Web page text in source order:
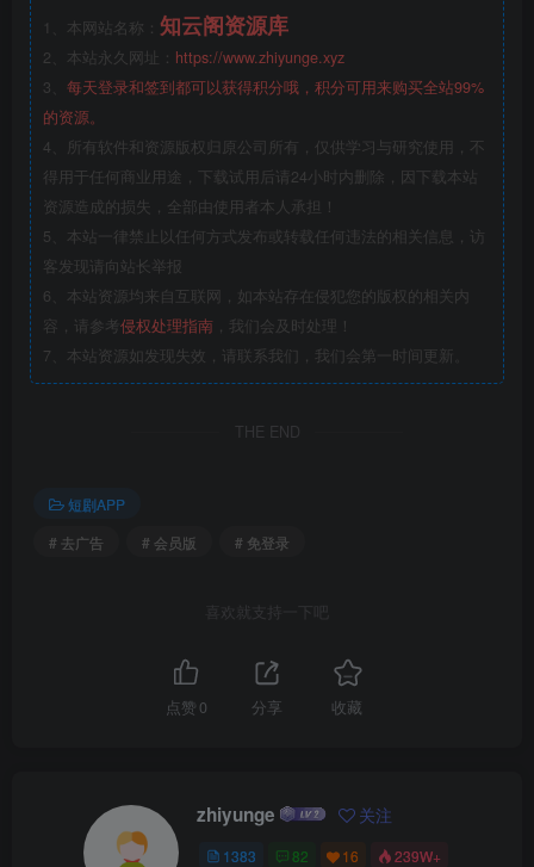
1、本网站名称： 知云阁资源库
2、本站永久网址： https://www.zhiyunge.xyz
3、 每天登录和签到都可以获得积分哦，积分可用来购买全站99%
的资源。
4、所有软件和资源版权归原公司所有，仅供学习与研究使用，不
得用于任何商业用途，下载试用后请24小时内删除，因下载本站
资源造成的损失，全部由使用者本人承担！
5、本站一律禁止以任何方式发布或转载任何违法的相关信息，访
客发现请向站长举报
6、本站资源均来自互联网，如本站存在侵犯您的版权的相关内
容，请参考侵权处理指南 ，我们会及时处理！
7、本站资源如发现失效，请联系我们，我们会第一时间更新。
THE END
短剧APP
# 去广告
# 会员版 # 免登录
喜欢就支持一下吧
点赞 0 分享 收藏
zhiyunge 关注
1383 82 16 239W+